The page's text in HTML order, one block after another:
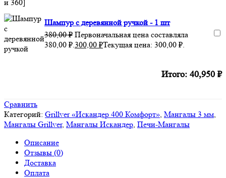
Шампур с деревянной ручкой - 1 шт
380,00₽ Первоначальная цена составляла
380,00 ₽.300,00 ₽Текущая цена: 300,00 ₽.
Итого: 40,950 ₽
Сравнить
Категорий: Grillver «Искандер 400 Комфорт», Мангалы 3 мм,
Мангалы Grillver, Мангалы Искандер, Печи-Мангалы
Описание
Отзывы (0)
Доставка
Оплата